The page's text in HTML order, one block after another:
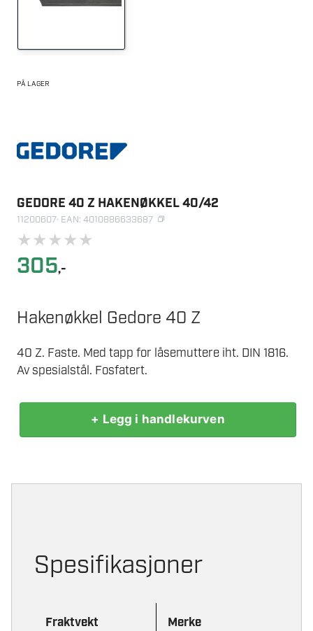
PÅ LAGER
GEDORE 40 Z HAKENØKKEL 40/42
11200607· EAN: 4010886633687
★★★★★
305,-
Hakenøkkel Gedore 40 Z
40 Z. Faste. Med tapp for låsemuttere iht. DIN 1816.
Av spesialstål. Fosfatert.
+ Legg i handlekurven
Spesifikasjoner
Fraktvekt
Merke